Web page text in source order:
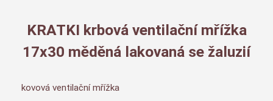
KRATKI krbová ventilační mřížka
17x30 měděná lakovaná se žaluzií
kovová ventilační mřížka